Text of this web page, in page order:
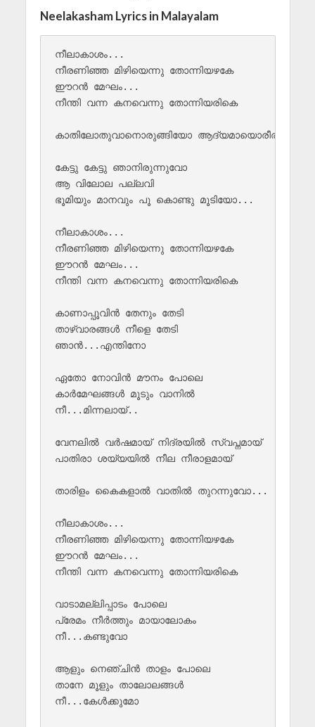
Neelakasham Lyrics in Malayalam
നീലാകാശം...
നീരണിഞ്ഞ മിഴിയെന്നു തോന്നിയഴകേ
ഈറൻ മേഘം...
നീന്തി വന്ന കനവെന്നു തോന്നിയരികെ
കാതിലോതുവാനൊരുങ്ങിയോ ആദ്യമായൊരീരടി
കേട്ടു കേട്ടു ഞാനിരുന്നുവോ
ആ വിലോല പല്ലവി
ഭൂമിയും മാനവും പൂ കൊണ്ടു മൂടിയോ...
നീലാകാശം...
നീരണിഞ്ഞ മിഴിയെന്നു തോന്നിയഴകേ
ഈറൻ മേഘം...
നീന്തി വന്ന കനവെന്നു തോന്നിയരികെ
കാണാപ്പൂവിൻ തേനും തേടി
താഴ്വാരങ്ങൾ നീളെ തേടി
ഞാൻ...എന്തിനോ
ഏതോ നോവിൻ മൗനം പോലെ
കാർമേഘങ്ങൾ മൂടും വാനിൽ
നീ...മിന്നലായ്..
വേനലിൽ വർഷമായ് നിദ്രയിൽ സ്വപ്നമായ്
പാതിരാ ശയ്യയിൽ നീല നീരാളമായ്
താരിളം കൈകളാൽ വാതിൽ തുറന്നുവോ...
നീലാകാശം...
നീരണിഞ്ഞ മിഴിയെന്നു തോന്നിയഴകേ
ഈറൻ മേഘം...
നീന്തി വന്ന കനവെന്നു തോന്നിയരികെ
വാടാമല്ലിപ്പാടം പോലെ
പ്രേമം നീർത്തും മായാലോകം
നീ...കണ്ടുവോ
ആളും നെഞ്ചിൻ താളം പോലെ
താനേ മൂളും താലോലങ്ങൾ
നീ...കേൾക്കുമോ